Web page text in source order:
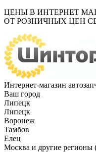
ЦЕНЫ В ИНТЕРНЕТ
ОТ РОЗНИЧНЫХ ЦЕН
Интернет-магазин
Ваш город
Липецк
Липецк
Воронеж
Тамбов
Елец
Москва и другие регионы